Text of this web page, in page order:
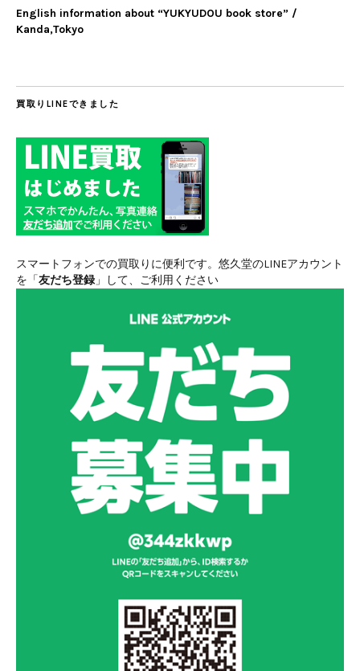
English information about “YUKYUDOU book store” /
Kanda,Tokyo
買取りLINEできました
スマートフォンでの買取りに便利です。悠久堂のLINEアカウント
を「友だち登録 」して、ご利用ください